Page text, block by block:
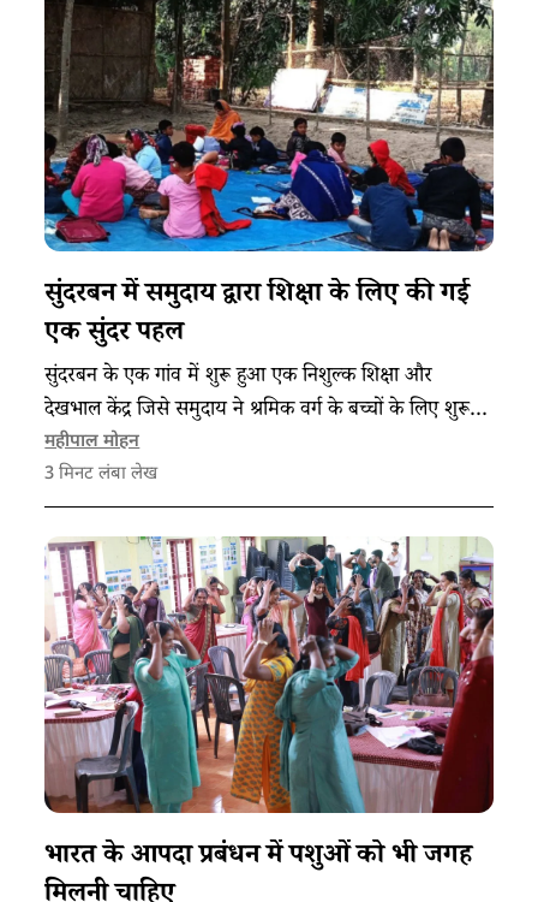
सुंदरबन में समुदाय द्वारा शिक्षा के लिए की गई
एक सुंदर पहल
सुंदरबन के एक गांव में शुरू हुआ एक निशुल्क शिक्षा और
देखभाल केंद्र जिसे समुदाय ने श्रमिक वर्ग के बच्चों के लिए शुरू
किया है।
महीपाल मोहन
3 मिनट लंबा लेख
भारत के आपदा प्रबंधन में पशुओं को भी जगह